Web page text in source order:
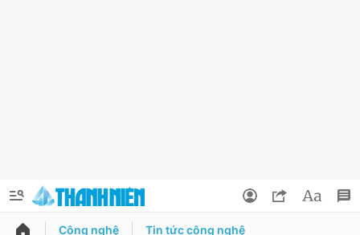
Công nghệ Tin tức công nghệ